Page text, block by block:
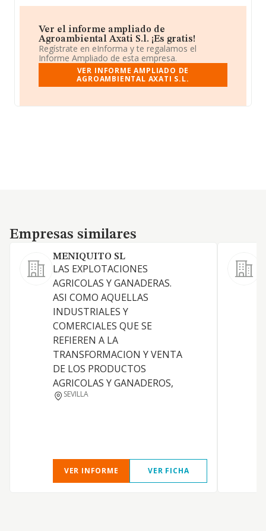
Ver el informe ampliado de
Agroambiental Axati S.l. ¡Es gratis!
Regístrate en eInforma y te regalamos el
Informe Ampliado de esta empresa.
VER INFORME AMPLIADO DE
AGROAMBIENTAL AXATI S.L.
Empresas similares
Empresas similares
MENIQUITO SL
LAS EXPLOTACIONES
AGRICOLAS Y GANADERAS.
ASI COMO AQUELLAS
INDUSTRIALES Y
COMERCIALES QUE SE
REFIEREN A LA
TRANSFORMACION Y VENTA
DE LOS PRODUCTOS
AGRICOLAS Y GANADEROS,
SEVILLA
VER INFORME VER FICHA